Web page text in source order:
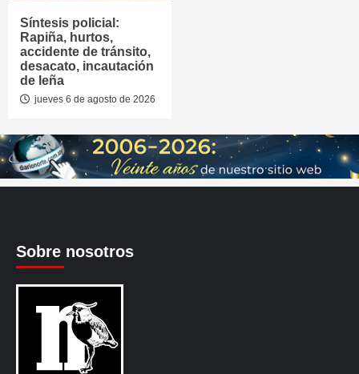
Síntesis policial:
Rapiña, hurtos,
accidente de tránsito,
desacato, incautación
de leña
jueves 6 de agosto de 2026
Sobre nosotros